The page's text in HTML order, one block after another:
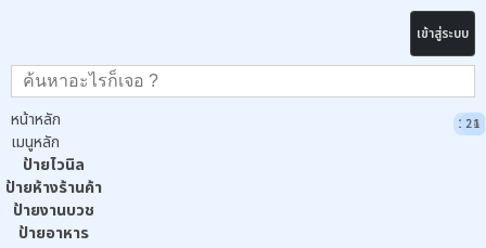
เข้าสู่ระบบ
หน้าหลัก
เมนูหลัก
ป้ายไวนิล
397
ป้ายห้างร้านค้า
65
ป้ายงานบวช
42
ป้ายอาหาร
160
24
44
26
27
4
4
20
7
23
95
23
14
41
9
17
64
7
4
23
14
4
8
4
27
8
3
4
3
5
5
16
12
4
21